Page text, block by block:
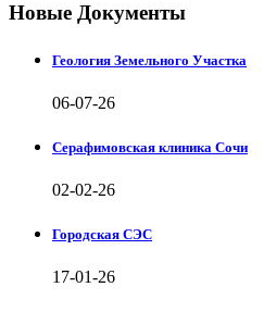
Новые Документы
Геология Земельного Участка
06-07-26
Серафимовская клиника Сочи
02-02-26
Городская СЭС
17-01-26